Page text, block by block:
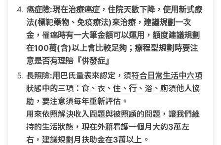
癌症險:現在治療癌症，住院天數下降，使用新式療
法(標靶藥物、免疫療法)來治療，建議規劃一次
金，罹癌時有一大筆金額可以運用，額度建議規劃
在100萬(含)以上會比較足夠；療程型規劃時要注
意是否有理賠『併發症』
長照險:用巴氏量表來認定，須符合日常生活中六項
狀態中的三項：食、衣、住、行、浴、廁須他人協
助 ，要注意須每年重新評估。
用來依照解決收入問題與被照顧的問題，讓我們維
持的生活狀態，現在外籍看護一個月大約3萬左
右，建議規劃月扶助金在3萬以上。